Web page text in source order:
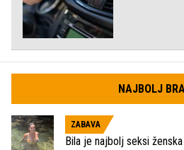
NAJBOLJ
ZABAVA
Bila je najbolj seksi